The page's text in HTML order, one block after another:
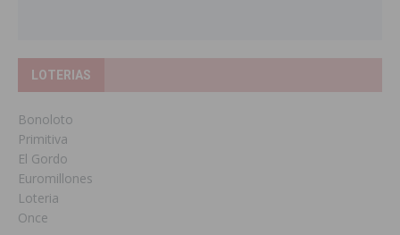
LOTERIAS
Bonoloto
Primitiva
El Gordo
Euromillones
Loteria
Once